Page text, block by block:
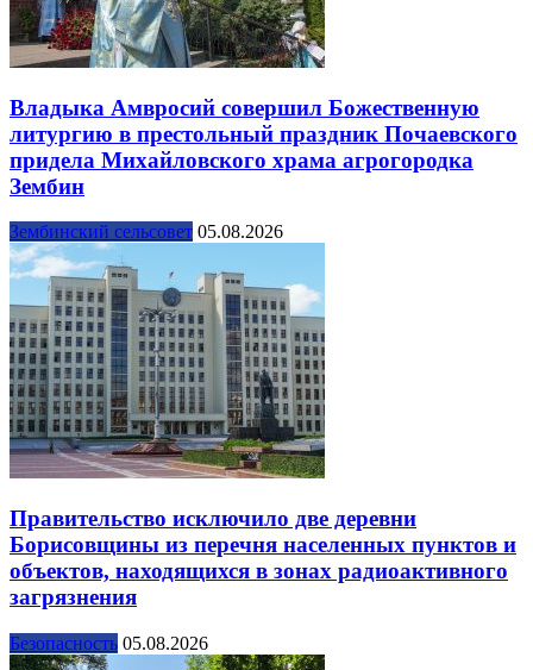
Владыка Амвросий совершил Божественную
литургию в престольный праздник Почаевского
придела Михайловского храма агрогородка
Зембин
Зембинский сельсовет 05.08.2026
Правительство исключило две деревни
Борисовщины из перечня населенных пунктов и
объектов, находящихся в зонах радиоактивного
загрязнения
Безопасность 05.08.2026